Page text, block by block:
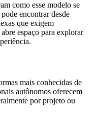
como esse modelo se
encontrar desde
que exigem
espaço para explorar
mais conhecidas de
autônomos oferecem
por projeto ou